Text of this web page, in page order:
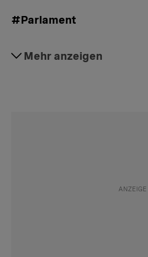
#Parlament
Mehr anzeigen
#Arbeitgeber